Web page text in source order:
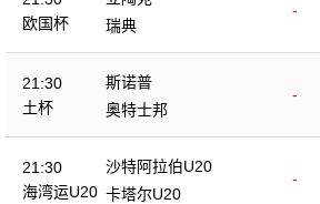
欧国杯
-
瑞典
21:30
土杯
斯诺普
-
奥特士邦
21:30
海湾运U20
沙特阿拉伯U20
-
卡塔尔U20